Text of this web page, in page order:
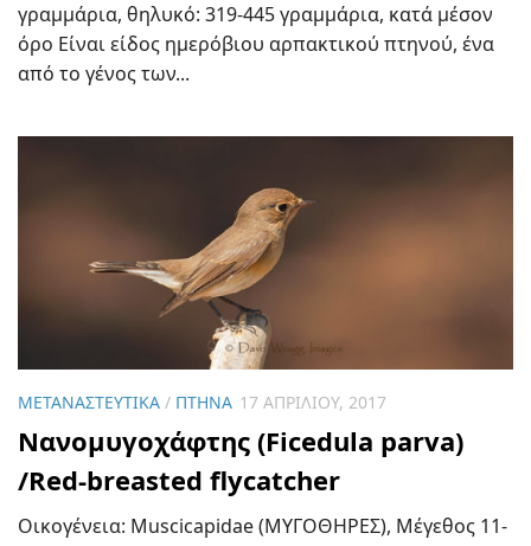
γραμμάρια, θηλυκό: 319-445 γραμμάρια, κατά μέσον
όρο Είναι είδος ημερόβιου αρπακτικού πτηνού, ένα
από το γένος των...
ΜΕΤΑΝΑΣΤΕΥΤΙΚΆ / ΠΤΗΝΆ 17 ΑΠΡΙΛΊΟΥ, 2017
Νανομυγοχάφτης (Ficedula parva)
/Red-breasted flycatcher
Οικογένεια: Muscicapidae (ΜΥΓΟΘΗΡΕΣ), Μέγεθος 11-